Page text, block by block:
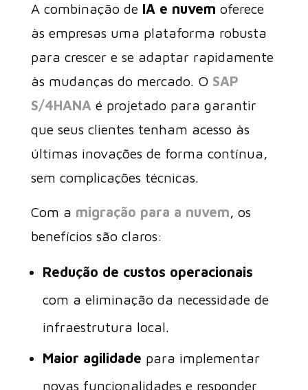
A combinação de IA e nuvem oferece
às empresas uma plataforma robusta
para crescer e se adaptar rapidamente
às mudanças do mercado. O SAP
S/4HANA é projetado para garantir
que seus clientes tenham acesso às
últimas inovações de forma contínua,
sem complicações técnicas.
Com a migração para a nuvem, os
benefícios são claros:
Redução de custos operacionais
com a eliminação da necessidade de
infraestrutura local.
Maior agilidade para implementar
novas funcionalidades e responder